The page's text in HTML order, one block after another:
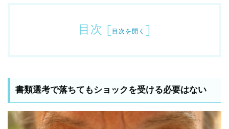
目次 [ 目次を開く ]
書類選考で落ちてもショックを受ける必要はない